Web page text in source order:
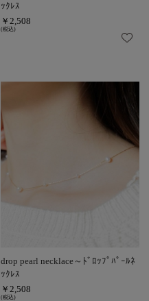
ｯｸﾚｽ
￥2,508
(税込)
drop pearl necklace～ﾄﾞﾛｯﾌﾟﾊﾟｰﾙﾈ
ｯｸﾚｽ
￥2,508
(税込)